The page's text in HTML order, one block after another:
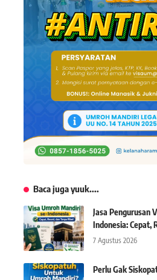
Baca juga yuuk....
Jasa Pengurusan
Indonesia: Cepat,
7 Agustus 2026
Perlu Gak